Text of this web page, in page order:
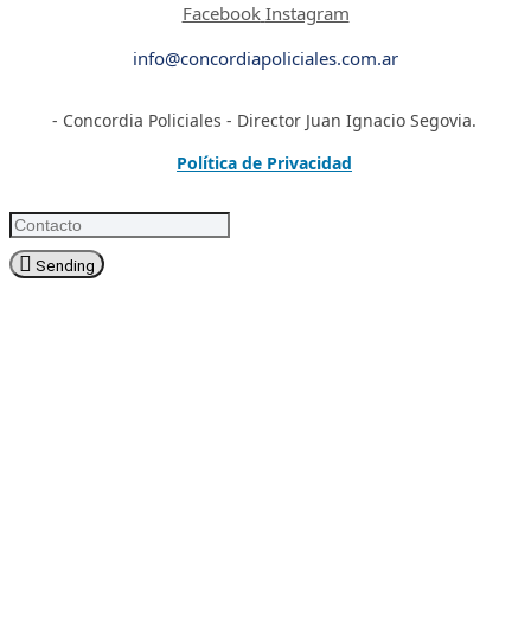
Facebook Instagram
info@concordiapoliciales.com.ar
- Concordia Policiales - Director Juan Ignacio Segovia.
Política de Privacidad
Sending